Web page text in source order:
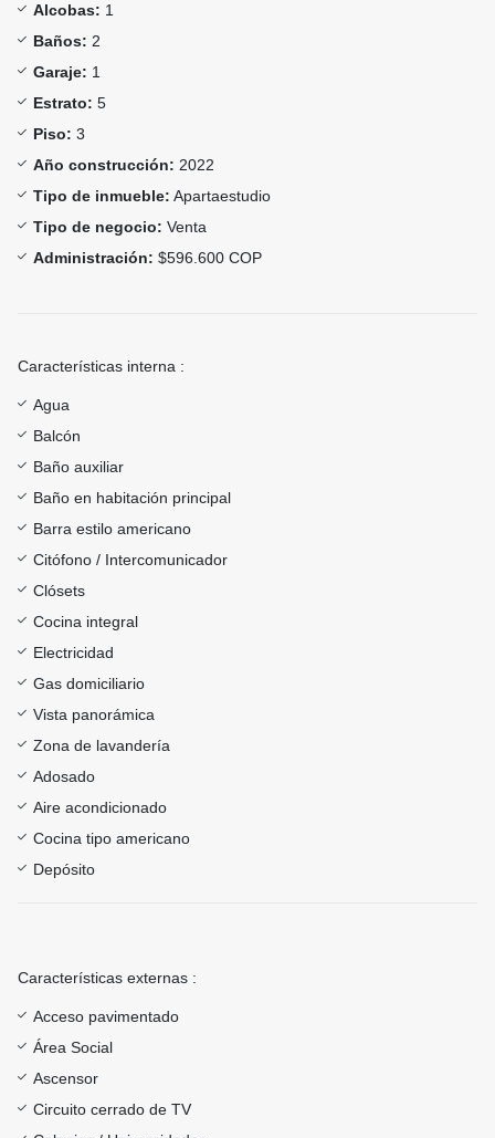
Alcobas: 1
Baños: 2
Garaje: 1
Estrato: 5
Piso: 3
Año construcción: 2022
Tipo de inmueble: Apartaestudio
Tipo de negocio: Venta
Administración: $596.600 COP
Características interna :
Agua
Balcón
Baño auxiliar
Baño en habitación principal
Barra estilo americano
Citófono / Intercomunicador
Clósets
Cocina integral
Electricidad
Gas domiciliario
Vista panorámica
Zona de lavandería
Adosado
Aire acondicionado
Cocina tipo americano
Depósito
Características externas :
Acceso pavimentado
Área Social
Ascensor
Circuito cerrado de TV